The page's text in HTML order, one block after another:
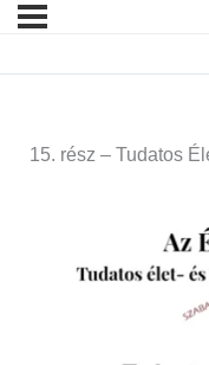
15. rész – Tudatos